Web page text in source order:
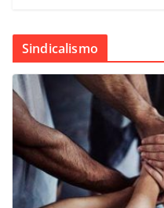
Sindicalismo